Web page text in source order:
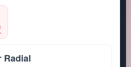
Radial